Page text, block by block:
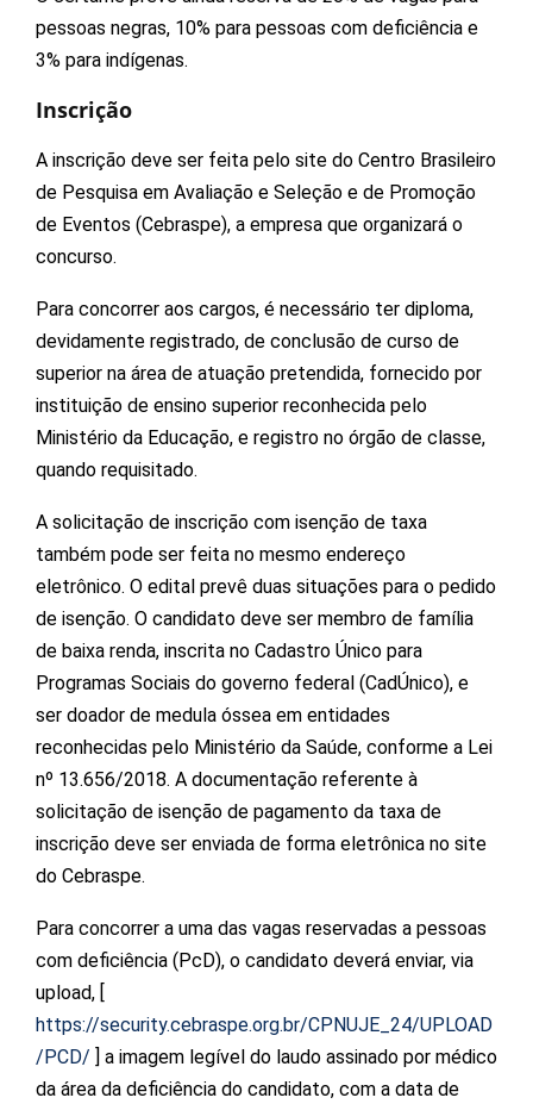
pessoas negras, 10% para pessoas com deficiência e
3% para indígenas.
Inscrição
A inscrição deve ser feita pelo site do Centro Brasileiro
de Pesquisa em Avaliação e Seleção e de Promoção
de Eventos (Cebraspe), a empresa que organizará o
concurso.
Para concorrer aos cargos, é necessário ter diploma,
devidamente registrado, de conclusão de curso de
superior na área de atuação pretendida, fornecido por
instituição de ensino superior reconhecida pelo
Ministério da Educação, e registro no órgão de classe,
quando requisitado.
A solicitação de inscrição com isenção de taxa
também pode ser feita no mesmo endereço
eletrônico. O edital prevê duas situações para o pedido
de isenção. O candidato deve ser membro de família
de baixa renda, inscrita no Cadastro Único para
Programas Sociais do governo federal (CadÚnico), e
ser doador de medula óssea em entidades
reconhecidas pelo Ministério da Saúde, conforme a Lei
nº 13.656/2018. A documentação referente à
solicitação de isenção de pagamento da taxa de
inscrição deve ser enviada de forma eletrônica no site
do Cebraspe.
Para concorrer a uma das vagas reservadas a pessoas
com deficiência (PcD), o candidato deverá enviar, via
upload, [
https://security.cebraspe.org.br/CPNUJE_24/UPLOAD
/PCD/ ] a imagem legível do laudo assinado por médico
da área da deficiência do candidato, com a data de